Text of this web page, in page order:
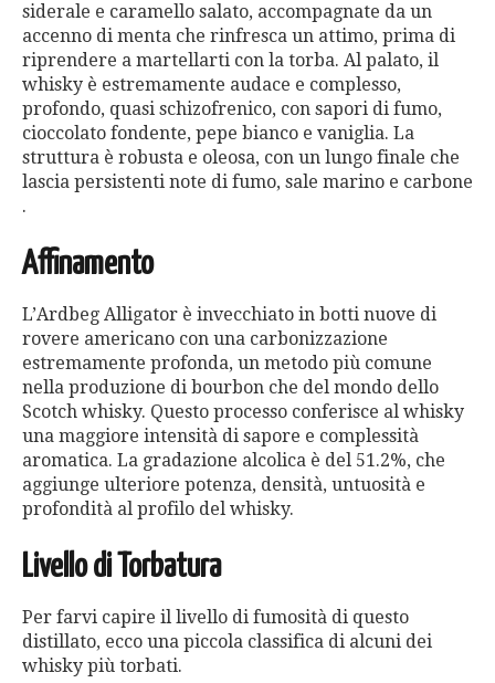
siderale e caramello salato, accompagnate da un
accenno di menta che rinfresca un attimo, prima di
riprendere a martellarti con la torba. Al palato, il
whisky è estremamente audace e complesso,
profondo, quasi schizofrenico, con sapori di fumo,
cioccolato fondente, pepe bianco e vaniglia. La
struttura è robusta e oleosa, con un lungo finale che
lascia persistenti note di fumo, sale marino e carbone​
.
Affinamento
L’Ardbeg Alligator è invecchiato in botti nuove di
rovere americano con una carbonizzazione
estremamente profonda, un metodo più comune
nella produzione di bourbon che del mondo dello
Scotch whisky. Questo processo conferisce al whisky
una maggiore intensità di sapore e complessità
aromatica. La gradazione alcolica è del 51.2%, che
aggiunge ulteriore potenza, densità, untuosità e
profondità al profilo del whisky​.
Livello di Torbatura
Per farvi capire il livello di fumosità di questo
distillato, ecco una piccola classifica di alcuni dei
whisky più torbati.